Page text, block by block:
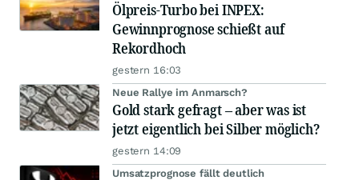
Ölpreis-Turbo bei INPEX:
Gewinnprognose schießt auf
Rekordhoch
gestern 16:03
Neue Rallye im Anmarsch?
Gold stark gefragt – aber was ist
jetzt eigentlich bei Silber möglich?
gestern 14:09
Umsatzprognose fällt deutlich